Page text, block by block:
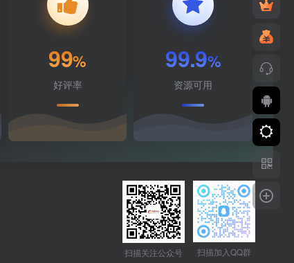
99%
好评率
99.9%
资源可用
扫描关注公众号 扫描加入QQ群